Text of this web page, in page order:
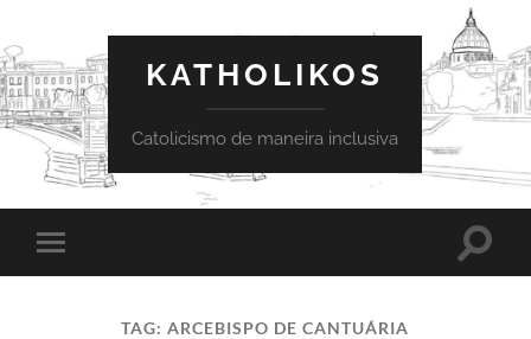
KATHOLIKOS
Catolicismo de maneira inclusiva
Toggle
mobile
Toggle
TAG:ARCEBISPO DE CANTUÁRIA